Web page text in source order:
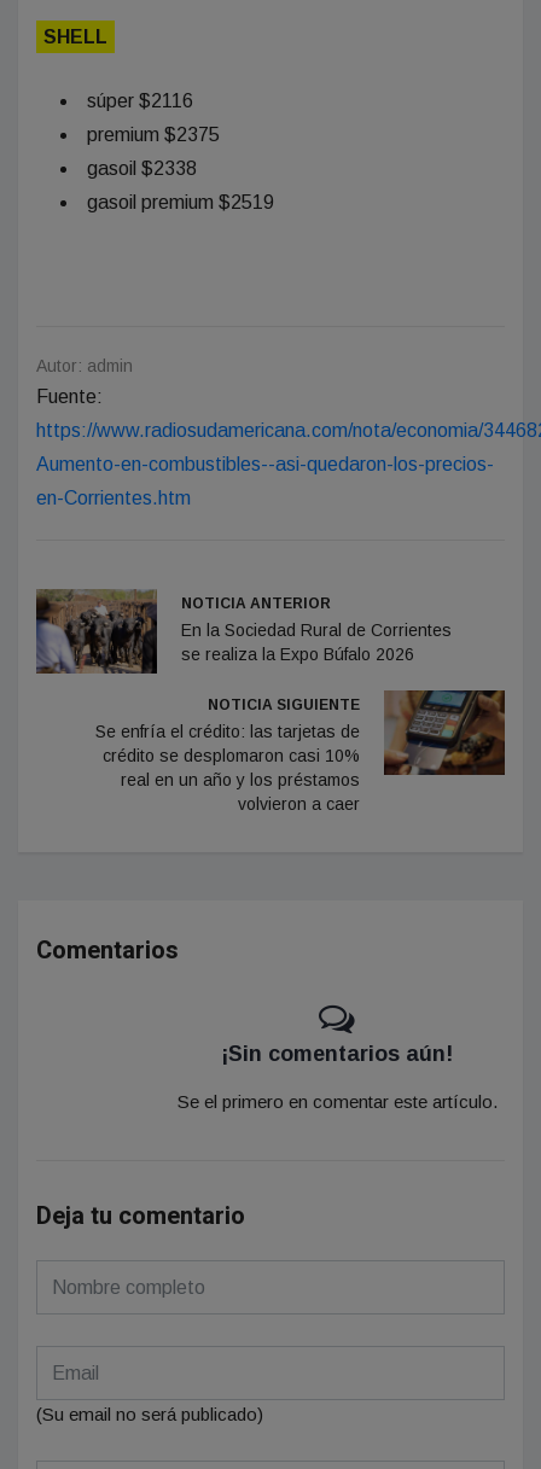
SHELL
súper $2116
premium $2375
gasoil $2338
gasoil premium $2519
Autor: admin
Fuente:
https://www.radiosudamericana.com/nota/economia/
Aumento-en-combustibles--asi-quedaron-los-precios-
en-Corrientes.htm
NOTICIA ANTERIOR
En la Sociedad Rural de Corrientes
se realiza la Expo Búfalo 2026
NOTICIA SIGUIENTE
Se enfría el crédito: las tarjetas de
crédito se desplomaron casi 10%
real en un año y los préstamos
volvieron a caer
Comentarios
¡Sin comentarios aún!
Se el primero en comentar este artículo.
Deja tu comentario
(Su email no será publicado)